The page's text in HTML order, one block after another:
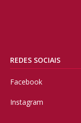
REDES SOCIAIS
Facebook
Instagram